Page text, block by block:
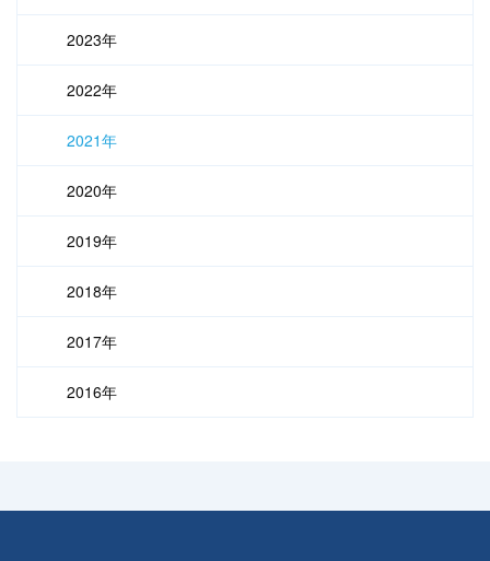
2023年
2022年
2021年
2020年
2019年
2018年
2017年
2016年